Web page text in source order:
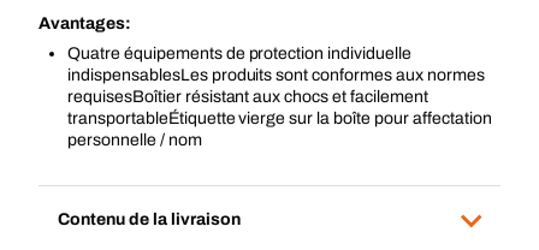
Avantages:
Quatre équipements de protection individuelle
indispensablesLes produits sont conformes aux normes
requisesBoîtier résistant aux chocs et facilement
transportableÉtiquette vierge sur la boîte pour affectation
personnelle / nom
Contenu de la livraison